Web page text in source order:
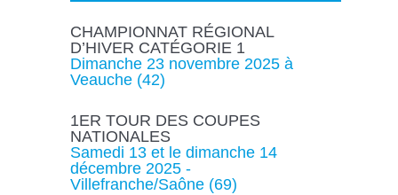
CHAMPIONNAT RÉGIONAL
D’HIVER CATÉGORIE 1
Dimanche 23 novembre 2025 à
Veauche (42)
1ER TOUR DES COUPES
NATIONALES
Samedi 13 et le dimanche 14
décembre 2025 -
Villefranche/Saône (69)